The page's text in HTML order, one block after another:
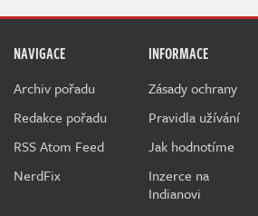
NAVIGACE
Archiv pořadu
Redakce pořadu
RSS Atom Feed
NerdFix
INFORMACE
Zásady ochrany
Pravidla užívání
Jak hodnotíme
Inzerce na
Indianovi